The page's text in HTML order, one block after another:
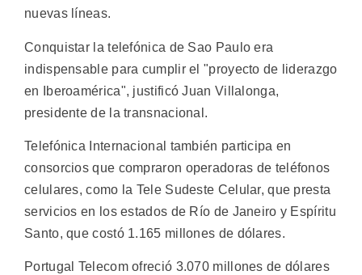
nuevas líneas.
Conquistar la telefónica de Sao Paulo era
indispensable para cumplir el "proyecto de liderazgo
en Iberoamérica", justificó Juan Villalonga,
presidente de la transnacional.
Telefónica Internacional también participa en
consorcios que compraron operadoras de teléfonos
celulares, como la Tele Sudeste Celular, que presta
servicios en los estados de Río de Janeiro y Espíritu
Santo, que costó 1.165 millones de dólares.
Portugal Telecom ofreció 3.070 millones de dólares